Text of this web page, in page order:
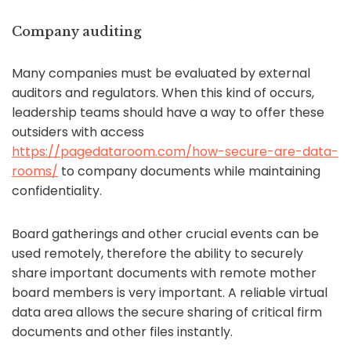
Company auditing
Many companies must be evaluated by external
auditors and regulators. When this kind of occurs,
leadership teams should have a way to offer these
outsiders with access
https://pagedataroom.com/how-secure-are-data-
rooms/ to company documents while maintaining
confidentiality.
Board gatherings and other crucial events can be
used remotely, therefore the ability to securely
share important documents with remote mother
board members is very important. A reliable virtual
data area allows the secure sharing of critical firm
documents and other files instantly.